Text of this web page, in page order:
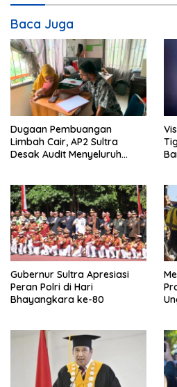
s
i
p
o
s
Baca Juga
Dugaan Pembuangan
Limbah Cair, AP2 Sultra
Desak Audit Menyeluruh
Hukum
Gubernur Sultra Apresiasi
Peran Polri di Hari
Bhayangkara ke-80